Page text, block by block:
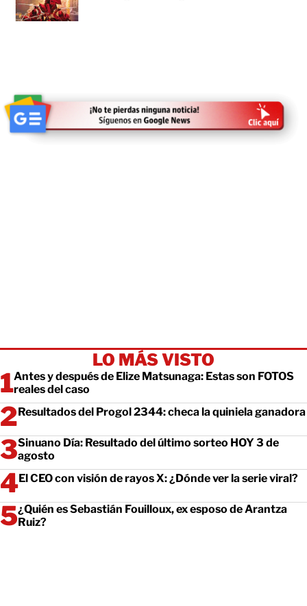
LO MÁS VISTO
Antes y después de Elize Matsunaga: Estas son FOTOS
reales del caso
Resultados del Progol 2344: checa la quiniela ganadora
Sinuano Día: Resultado del último sorteo HOY 3 de
agosto
El CEO con visión de rayos X: ¿Dónde ver la serie viral?
¿Quién es Sebastián Fouilloux, ex esposo de Arantza
Ruiz?